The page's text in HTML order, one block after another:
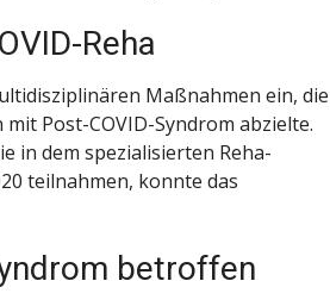
Reha
Maßnahmen ein, die
Post-COVID-Syndrom abzielte.
in dem spezialisierten Reha-
teilnahmen, konnte das
betroffen